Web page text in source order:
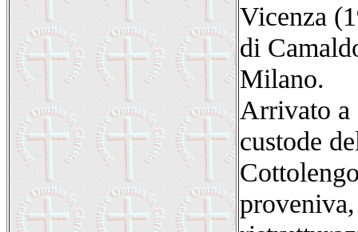
Vicenza
di
Milano.
Arrivato a
custode